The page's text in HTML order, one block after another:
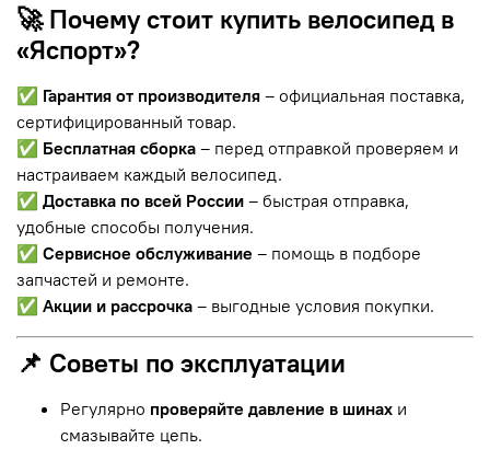
🚀 Почему стоит купить велосипед в
«Яспорт»?
✅ Гарантия от производителя – официальная поставка,
сертифицированный товар.
✅ Бесплатная сборка – перед отправкой проверяем и
настраиваем каждый велосипед.
✅ Доставка по всей России – быстрая отправка,
удобные способы получения.
✅ Сервисное обслуживание – помощь в подборе
запчастей и ремонте.
✅ Акции и рассрочка – выгодные условия покупки.
📌 Советы по эксплуатации
Регулярно проверяйте давление в шинах и
смазывайте цепь.